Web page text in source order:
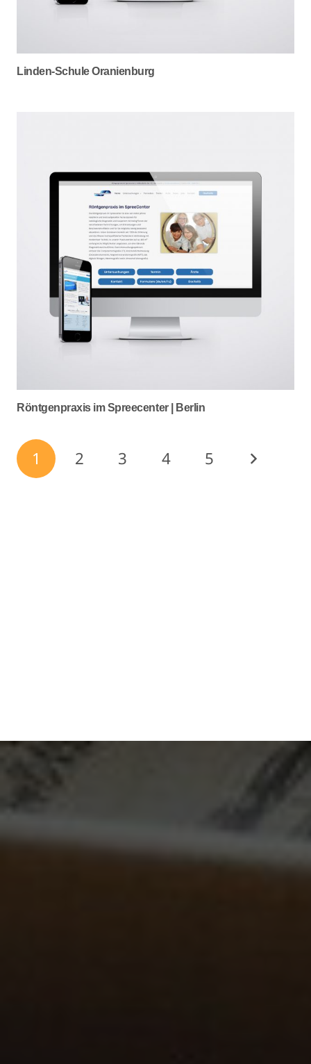
Linden-Schule Oranienburg
Röntgenpraxis im Spreecenter | Berlin
1 2 3 4 5